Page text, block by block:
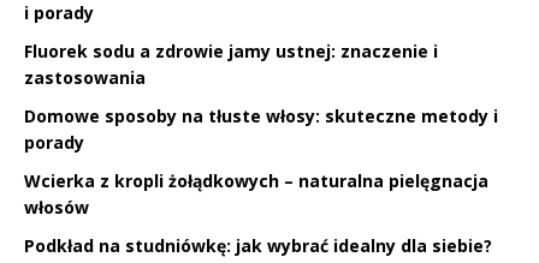
i porady
Fluorek sodu a zdrowie jamy ustnej: znaczenie i
zastosowania
Domowe sposoby na tłuste włosy: skuteczne metody i
porady
Wcierka z kropli żołądkowych – naturalna pielęgnacja
włosów
Podkład na studniówkę: jak wybrać idealny dla siebie?